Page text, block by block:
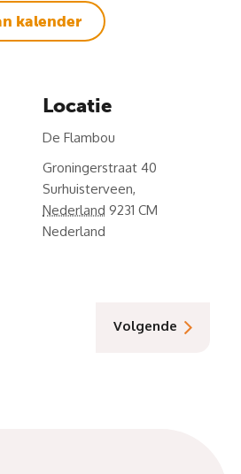
kalender
Locatie
De Flambou
Groningerstraat 40
Surhuisterveen,
Nederland 9231 CM
Nederland
Volgende